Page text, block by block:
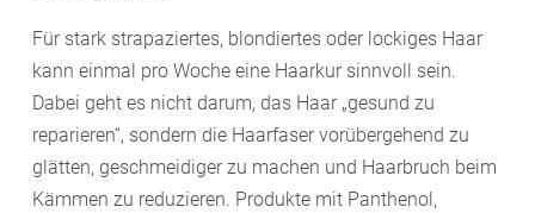
Für stark strapaziertes, blondiertes oder lockiges Haar
kann einmal pro Woche eine Haarkur sinnvoll sein.
Dabei geht es nicht darum, das Haar „gesund zu
reparieren“, sondern die Haarfaser vorübergehend zu
glätten, geschmeidiger zu machen und Haarbruch beim
Kämmen zu reduzieren. Produkte mit Panthenol,